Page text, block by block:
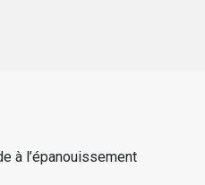
à l’épanouissement